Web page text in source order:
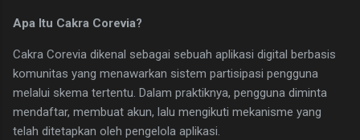
Apa Itu Cakra Corevia?
Cakra Corevia dikenal sebagai sebuah aplikasi digital berbasis
komunitas yang menawarkan sistem partisipasi pengguna
melalui skema tertentu. Dalam praktiknya, pengguna diminta
mendaftar, membuat akun, lalu mengikuti mekanisme yang
telah ditetapkan oleh pengelola aplikasi.